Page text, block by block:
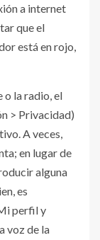
a internet
que el
está en rojo,
o la radio, el
> Privacidad)
A veces,
en lugar de
alguna
es
perfil y
voz de la